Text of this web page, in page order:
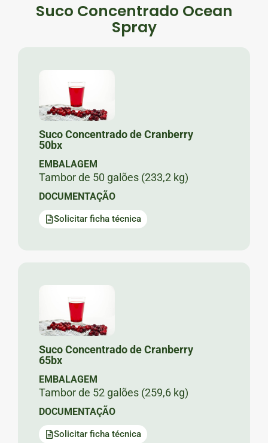
Suco Concentrado Ocean
Spray
Suco Concentrado de Cranberry
50bx
EMBALAGEM
Tambor de 50 galões (233,2 kg)
DOCUMENTAÇÃO
Solicitar ficha técnica
Suco Concentrado de Cranberry
65bx
EMBALAGEM
Tambor de 52 galões (259,6 kg)
DOCUMENTAÇÃO
Solicitar ficha técnica